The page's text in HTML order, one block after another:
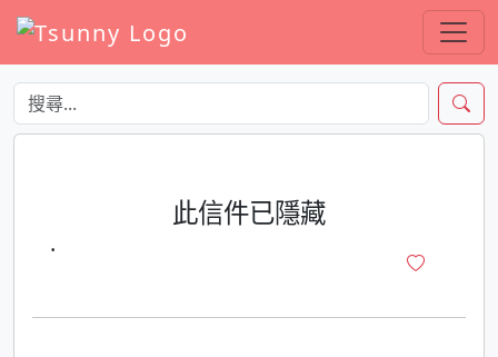
此信件已隱藏
·